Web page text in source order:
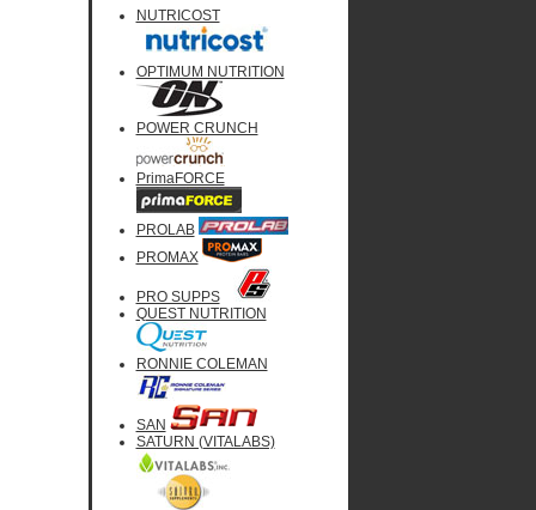
NUTRICOST
OPTIMUM NUTRITION
POWER CRUNCH
PrimaFORCE
PROLAB
PROMAX
PRO SUPPS
QUEST NUTRITION
RONNIE COLEMAN
SAN
SATURN (VITALABS)